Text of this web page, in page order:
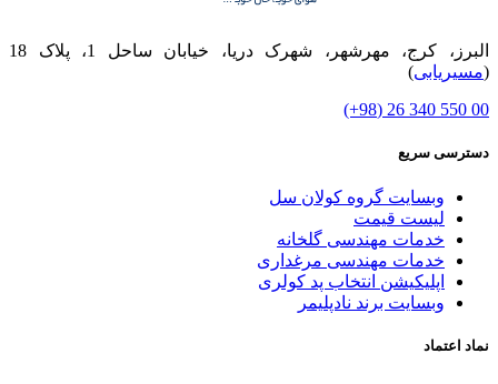
البرز، کرج، مهرشهر، شهرک دریا، خیابان ساحل 1، پلاک 18
(مسیریابی)
00 550 340 26 (98+)
دسترسی سریع
وبسایت گروه کولان سل
لیست قیمت
خدمات مهندسی گلخانه
خدمات مهندسی مرغداری
اپلیکیشن انتخاب پد کولری
وبسایت برند نادپلیمر
نماد اعتماد